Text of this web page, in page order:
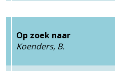
Op zoek naar
Koenders, B.